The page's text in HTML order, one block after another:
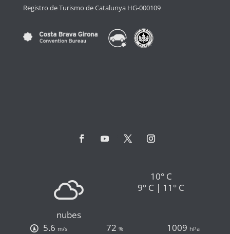
Registro de Turismo de Catalunya HG-000109
nubes
10° C
9° C | 11° C
5.6 m/s 72% 1009 hPa